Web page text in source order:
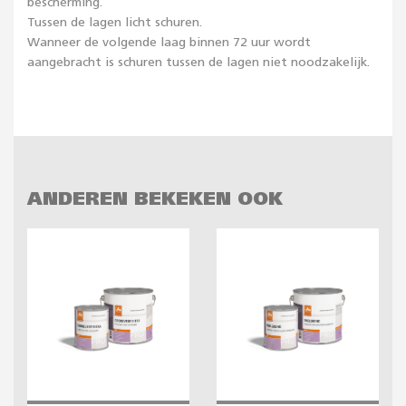
bescherming.
Tussen de lagen licht schuren.
Wanneer de volgende laag binnen 72 uur wordt
aangebracht is schuren tussen de lagen niet noodzakelijk.
ANDEREN BEKEKEN OOK